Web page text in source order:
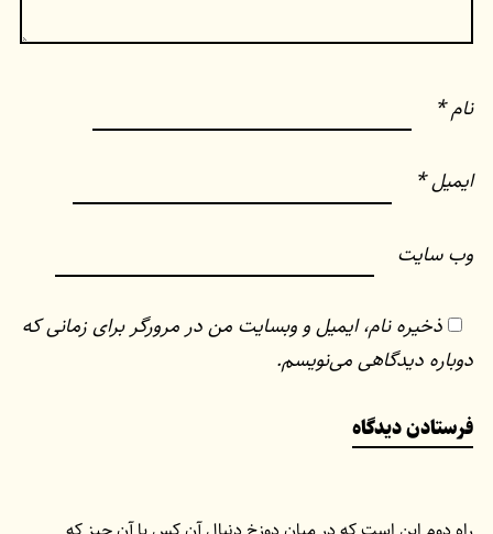
نام*
ایمیل*
وب‌ سایت
ذخیره نام، ایمیل و وبسایت من در مرورگر برای زمانی که
دوباره دیدگاهی می‌نویسم.